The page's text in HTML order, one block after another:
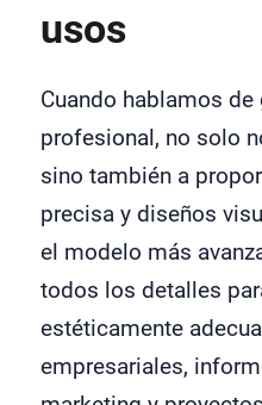
usos
Cuando hablamos
profesional, no solo
sino también a
precisa y diseños
el modelo más
todos los detalles
estéticamente
empresariales,